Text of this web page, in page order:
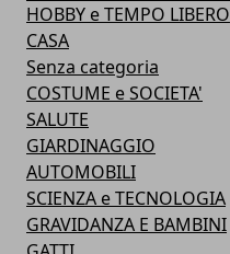
HOBBY e TEMPO LIBERO
CASA
Senza categoria
COSTUME e SOCIETA'
SALUTE
GIARDINAGGIO
AUTOMOBILI
SCIENZA e TECNOLOGIA
GRAVIDANZA E BAMBINI